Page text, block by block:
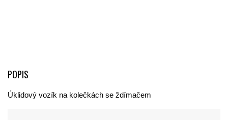
POPIS
Úklidový vozík na kolečkách se ždímačem